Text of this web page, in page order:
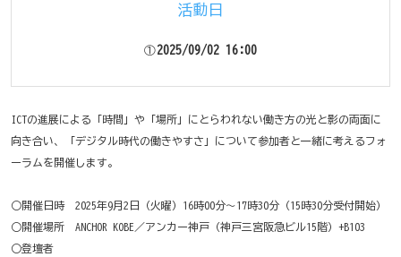
活動日
① 2025/09/02 16:00
ICTの進展による「時間」や「場所」にとらわれない働き方の光と影の両面に
向き合い、「デジタル時代の働きやすさ」について参加者と一緒に考えるフォ
ーラムを開催します。
○開催日時 2025年9月2日（火曜）16時00分〜17時30分（15時30分受付開始）
○開催場所 ANCHOR KOBE／アンカー神戸（神戸三宮阪急ビル15階）+B103
○登壇者